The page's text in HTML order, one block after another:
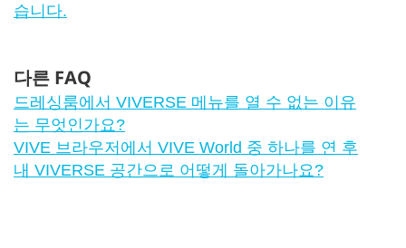
습니다.
다른 FAQ
드레싱룸에서 VIVERSE 메뉴를 열 수 없는 이유
는 무엇인가요?
VIVE 브라우저에서 VIVE World 중 하나를 연 후
내 VIVERSE 공간으로 어떻게 돌아가나요?